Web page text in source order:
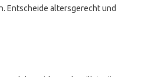
Entscheide altersgerecht und